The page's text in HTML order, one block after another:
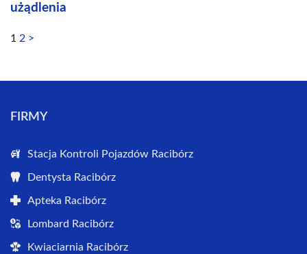
użądlenia
1 2 >
FIRMY
Stacja Kontroli Pojazdów Racibórz
Dentysta Racibórz
Apteka Racibórz
Lombard Racibórz
Kwiaciarnia Racibórz